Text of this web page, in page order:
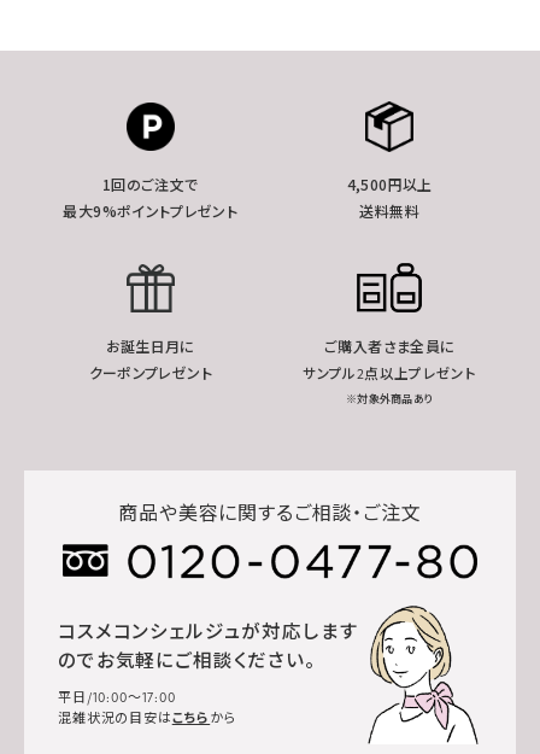
1回のご注文で
最大9%ポイントプレゼント
4,500円以上
送料無料
お誕生日月に
クーポンプレゼント
ご購入者さま全員に
サンプル2点以上プレゼント
※対象外商品あり
商品や美容に関するご相談・ご注文
コスメコンシェルジュが対応します
のでお気軽にご相談ください。
平日/10:00～17:00
混雑状況の目安はこちら から